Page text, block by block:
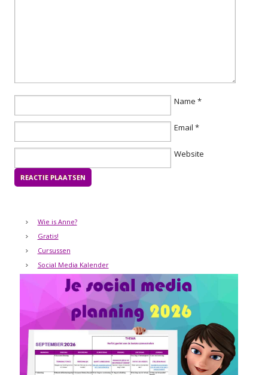
Name *
Email *
Website
Wie is Anne?
Gratis!
Cursussen
Social Media Kalender